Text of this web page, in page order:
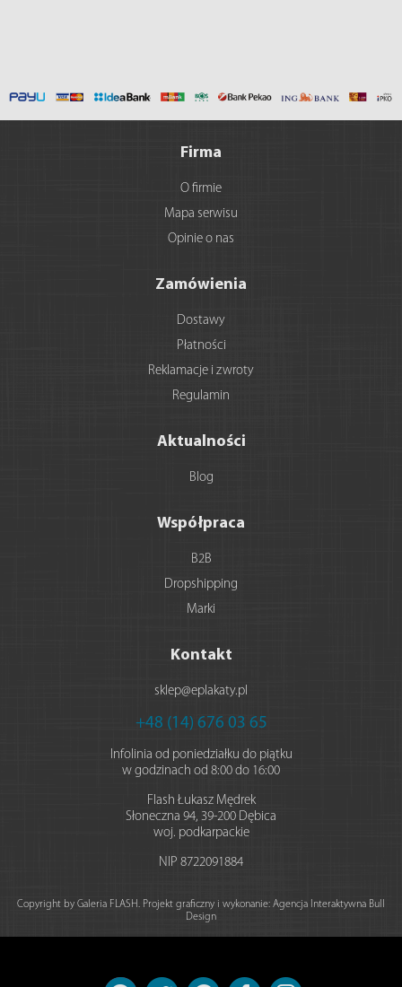
Firma
O firmie
Mapa serwisu
Opinie o nas
Zamówienia
Dostawy
Płatności
Reklamacje i zwroty
Regulamin
Aktualności
Blog
Współpraca
B2B
Dropshipping
Marki
Kontakt
sklep@eplakaty.pl
+48 (14) 676 03 65
Infolinia od poniedziałku do piątku
w godzinach od 8:00 do 16:00
Flash Łukasz Mędrek
Słoneczna 94, 39-200 Dębica
woj. podkarpackie
NIP 8722091884
Copyright by Galeria FLASH. Projekt graficzny i wykonanie: Agencja Interaktywna Bull
Design